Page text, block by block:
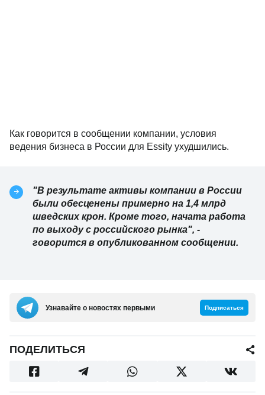
Как говорится в сообщении компании, условия
ведения бизнеса в России для Essity ухудшились.
"В результате активы компании в России
были обесценены примерно на 1,4 млрд
шведских крон. Кроме того, начата работа
по выходу с российского рынка", -
говорится в опубликованном сообщении.
Узнавайте о новостях первыми Подписаться
ПОДЕЛИТЬСЯ